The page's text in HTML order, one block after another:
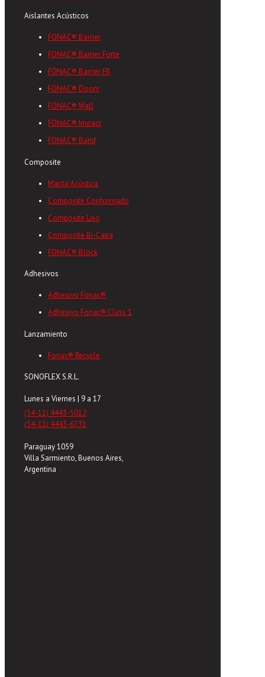
Aislantes Acústicos
FONAC® Barrier
FONAC® Barrier Forte
FONAC® Barrier FR
FONAC® Doors
FONAC® Wall
FONAC® Impact
FONAC® Band
Composite
Manta Acústica
Composite Conformado
Composite Liso
Composite Bi-Capa
FONAC® Block
Adhesivos
Adhesivo Fonac®
Adhesivo Fonac® Class 1
Lanzamiento
Fonac® Recycle
SONOFLEX S.R.L.
Lunes a Viernes | 9 a 17
(54-11) 4443-5012
(54-11) 4443-6731
Paraguay 1059
Villa Sarmiento, Buenos Aires,
Argentina